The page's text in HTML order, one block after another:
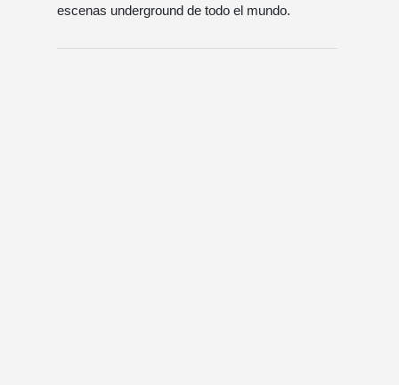
escenas underground de todo el mundo.